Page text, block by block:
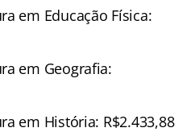
em Educação Física:
em Geografia:
em História: R$2.433,88